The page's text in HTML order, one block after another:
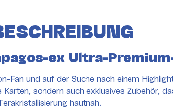
ex Ultra-
Fan und auf der Suche nach einem
sondern auch exklusives Zubehör,
hautnah.